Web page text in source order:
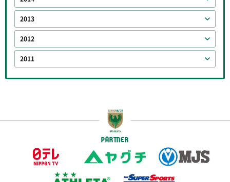
2013
2012
2011
PARTNER